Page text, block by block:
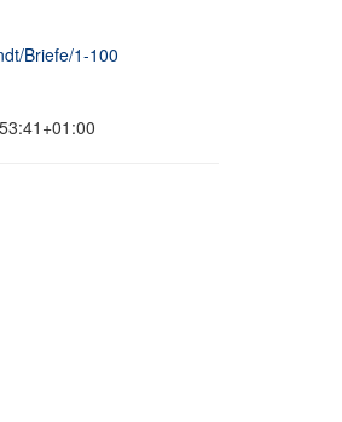
Briefe/1-100